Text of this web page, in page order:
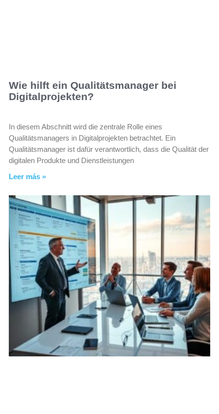
Wie hilft ein Qualitätsmanager bei
Digitalprojekten?
In diesem Abschnitt wird die zentrale Rolle eines
Qualitätsmanagers in Digitalprojekten betrachtet. Ein
Qualitätsmanager ist dafür verantwortlich, dass die Qualität der
digitalen Produkte und Dienstleistungen
Leer más »